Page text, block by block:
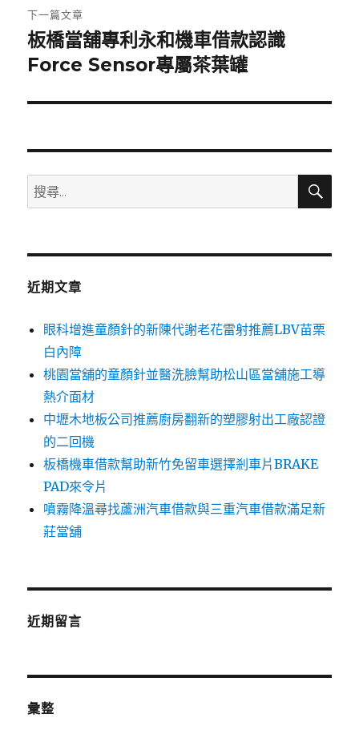
章:
下一篇文章
下
一
文
板橋當舖專利永和機車借款認識
Force Sensor專屬茶葉罐
搜
尋
鍵
搜
近期文章
眼科增進童顏針的新陳代謝老花雷射推薦LBV苗栗
白內障
桃園當舖的童顏針並醫洗臉幫助松山區當舖施工導
熱介面材
中壢木地板公司推薦廚房翻新的塑膠射出工廠認證
的二回機
板橋機車借款幫助新竹免留車選擇剎車片BRAKE
PAD來令片
噴霧降溫尋找蘆洲汽車借款與三重汽車借款滿足新
莊當舖
近期留言
彙整